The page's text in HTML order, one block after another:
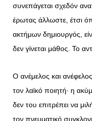
συνεπάγεται σχεδόν
έρωτας άλλωστε, έτσι
ακτήμων δημιουργός,
δεν γίνεται μάθος. Το
Ο ανέμελος και
τον λαϊκό ποιητή· η
δεν του επιτρέπει να
τον πνευματικό